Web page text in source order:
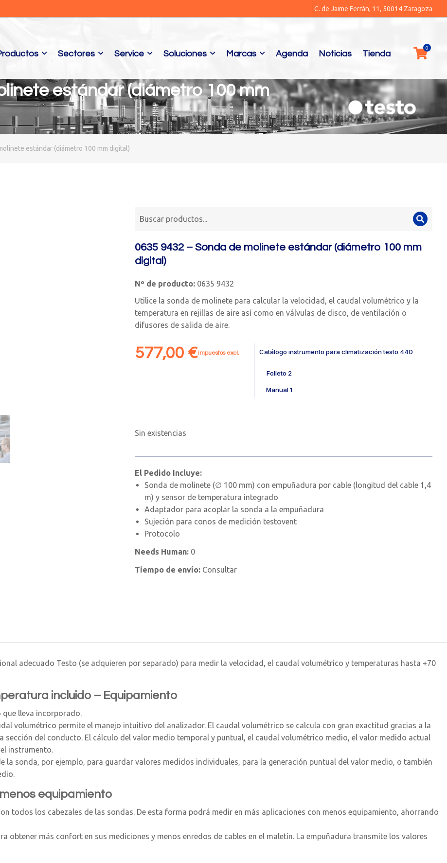
C. de Jaime Ferrán, 11, 50014 Zaragoza
Sectores Service Soluciones Marcas Agenda Noticias Tienda
estándar (diámetro 100 mm
estándar (diámetro 100 mm digital)
0635 9432 – Sonda de molinete estándar (diámetro 100 mm
digital)
Nº de producto: 0635 9432
Utilice la sonda de molinete para calcular la velocidad, el caudal volumétrico y la
temperatura en rejillas de aire así como en válvulas de disco, de ventilación o
difusores de salida de aire.
577,00 €impuestos excl. Catálogo instrumento para climatización testo 440
Folleto 2
Manual 1
Sin existencias
El Pedido Incluye:
Sonda de molinete (∅ 100 mm) con empuñadura por cable (longitud del cable 1,4
m) y sensor de temperatura integrado
Adaptador para acoplar la sonda a la empuñadura
Sujeción para conos de medición testovent
Protocolo
Needs Human: 0
Tiempo de envío: Consultar
adecuado Testo (se adquieren por separado) para medir la velocidad, el caudal volumétrico y temperaturas hasta +70
incluido – Equipamiento
que lleva incorporado.
volumétrico permite el manejo intuitivo del analizador. El caudal volumétrico se calcula con gran exactitud gracias a la
del conducto. El cálculo del valor medio temporal y puntual, el caudal volumétrico medio, el valor medido actual
instrumento.
la sonda, por ejemplo, para guardar valores medidos individuales, para la generación puntual del valor medio, o también
equipamiento
todos los cabezales de las sondas. De esta forma podrá medir en más aplicaciones con menos equipamiento, ahorrando
obtener más confort en sus mediciones y menos enredos de cables en el maletín. La empuñadura transmite los valores